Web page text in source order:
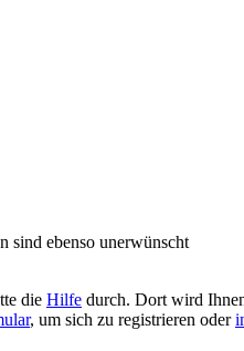
sind ebenso unerwünscht
die Hilfe durch. Dort wird
, um sich zu registrieren oder